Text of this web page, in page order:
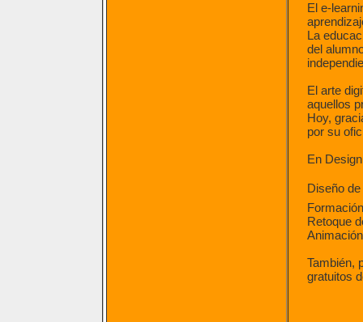
El e-
La
del
El arte
aquellos
Hoy,
por su
En
Diseño
Retoque
También,
gratuitos